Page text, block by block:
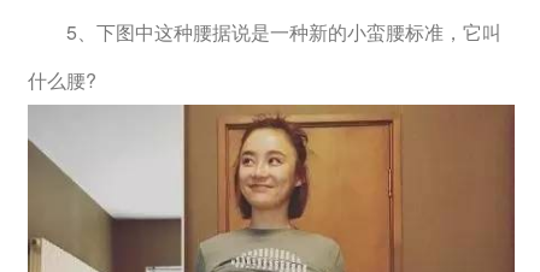
5、下图中这种腰据说是一种新的小蛮腰标准，它叫
什么腰?